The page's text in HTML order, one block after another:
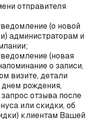
отправителя
(о новой
администраторам и
(новая
о записи,
визите, детали
днем рождения,
отзыва после
или скидки, об
клиентам Вашей